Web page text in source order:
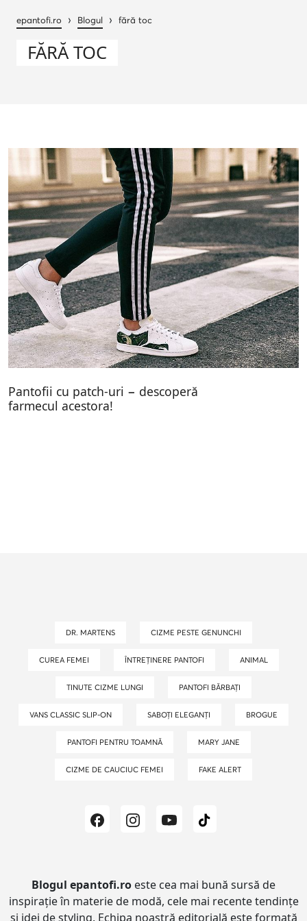
epantofi.ro › Blogul › fără toc
FĂRĂ TOC
Pantofii cu patch-uri − descoperă
farmecul acestora!
DR. MARTENS CIZME PESTE GENUNCHI
CUREA FEMEI ÎNTREȚINERE PANTOFI ANIMAL
TINUTE CIZME LUNGI PANTOFI BĂRBAȚI
VANS CLASSIC SLIP-ON SABOȚI ELEGANȚI BROGUE
PANTOFI PENTRU TOAMNĂ MARY JANE
CIZME DE CAUCIUC FEMEI FAKE ALERT
Blogul epantofi.ro este cea mai bună sursă de
inspirație în materie de modă, cele mai recente tendințe
și idei de styling. Echipa noastră editorială este formată